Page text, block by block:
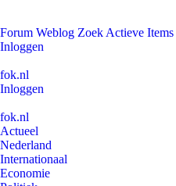
Forum Weblog Zoek Actieve Items
Inloggen
fok.nl
Inloggen
fok.nl
Actueel
Nederland
Internationaal
Economie